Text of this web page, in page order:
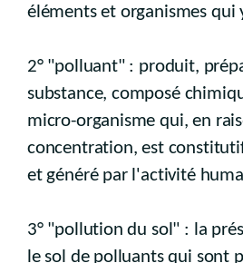
éléments et organismes qui
2° "polluant" : produit,
substance, composé
micro-organisme qui, en
concentration, est
et généré par l'activité
3° "pollution du sol" : la
le sol de polluants qui sont